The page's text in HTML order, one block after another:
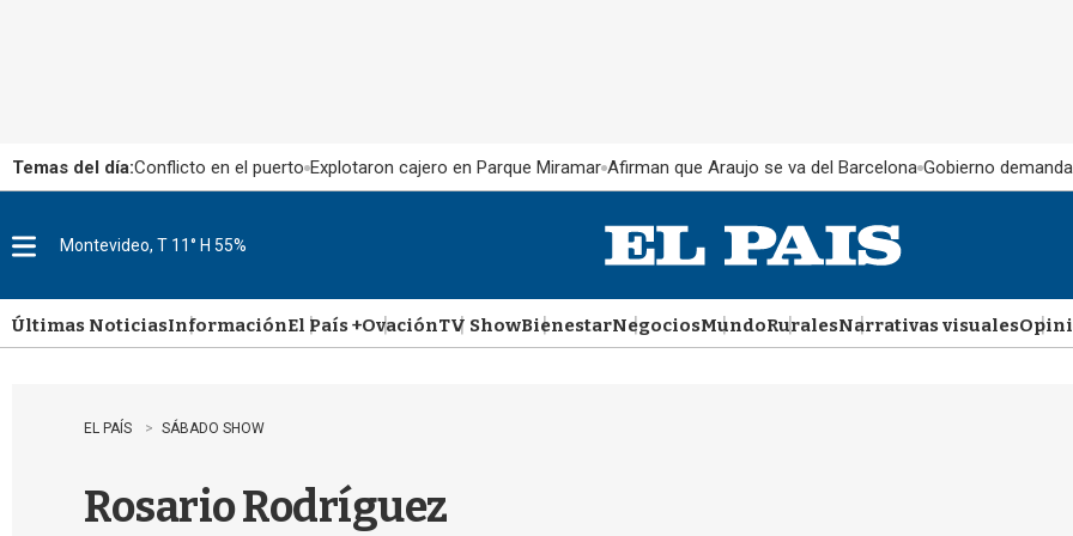
Temas del día:Conflicto en el puerto Explotaron cajero en Parque Miramar Afirman que Araujo se va del Barcelona Gobierno
u
Montevideo, T 11° H 55%
Últimas NoticiasInformaciónEl País +OvaciónTV ShowBienestarNegociosMundoRuralesNarrativas visuales
EL PAÍS SÁBADO SHOW
Rosario Rodríguez